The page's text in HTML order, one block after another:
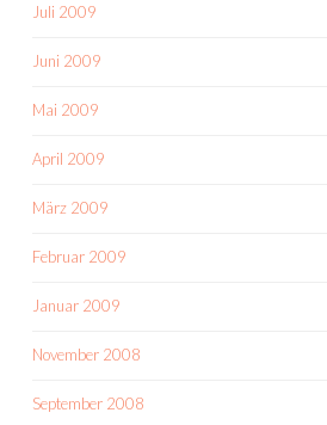
Juli 2009
Juni 2009
Mai 2009
April 2009
März 2009
Februar 2009
Januar 2009
November 2008
September 2008